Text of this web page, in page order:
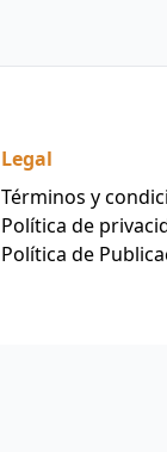
Legal
Términos y
Política de
Política de